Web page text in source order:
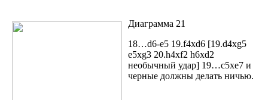
Диаграмма 21
18…d6-e5 19.f4xd6 [19.d4xg5
e5xg3 20.h4xf2 h6xd2
необычный удар] 19…c5xe7 и
черные должны делать ничью.